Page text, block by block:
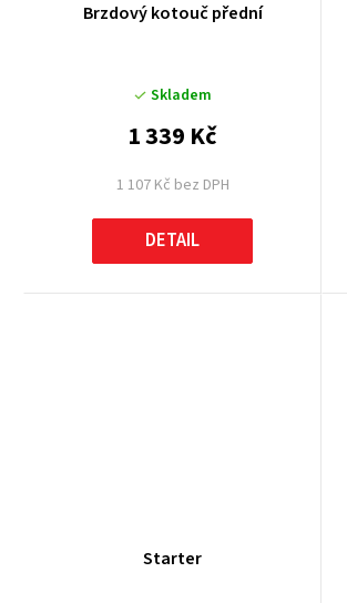
Brzdový kotouč přední
Skladem
1 107 Kč bez DPH
1 339 Kč
DETAIL
Starter